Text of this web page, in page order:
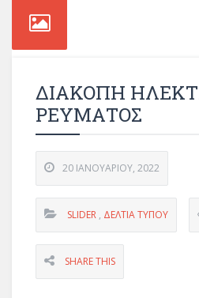
ΔΙΑΚΟΠΗ
ΡΕΥΜΑΤΟΣ
20 ΙΑΝΟΥΑΡΊΟΥ, 2022
SLIDER , ΔΕΛΤΊΑ ΤΎΠΟΥ
SHARE THIS